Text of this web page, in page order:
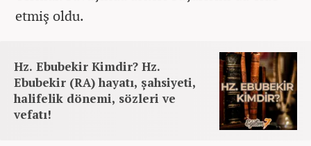
etmiş oldu.
Hz. Ebubekir Kimdir? Hz.
Ebubekir (RA) hayatı, şahsiyeti,
halifelik dönemi, sözleri ve
vefatı!